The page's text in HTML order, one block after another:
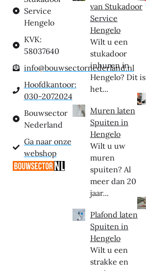
Service
Hengelo
KVK:
58037640
info@bouwsectornederland.nl
Hoofdkantoor:
030-2072024
Bouwsector
Nederland
Ga naar onze
webshop
van Stukadoor
Service
Hengelo
Wilt u een
stukadoor
inhuren in
Hengelo? Dit is
het...
Muren laten
Spuiten in
Hengelo
Wilt u uw
muren
spuiten? Al
meer dan 20
jaar...
Plafond laten
Spuiten in
Hengelo
Wilt u een
strakke en